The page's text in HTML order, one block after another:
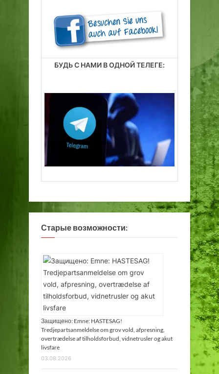
БУДЬ С НАМИ В ОДНОЙ ТЕЛЕГЕ:
Старые возможности:
Защищено: Emne: HASTESAG!
Tredjepartsanmeldelse om grov vold, afpresning,
overtrædelse af tilholdsforbud, vidnetrusler og akut
livsfare
03.08.2026